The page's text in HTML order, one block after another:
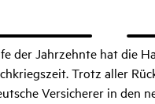
der Jahrzehnte hat die
Trotz aller
Versicherer in den